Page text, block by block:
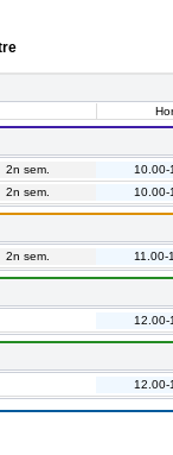
2n sem.
10.00-
2n sem. 10.00-
2n sem. 11.00-
12.00-
12.00-